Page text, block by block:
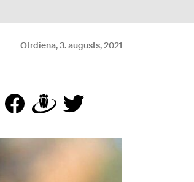
Otrdiena, 3. augusts, 2021